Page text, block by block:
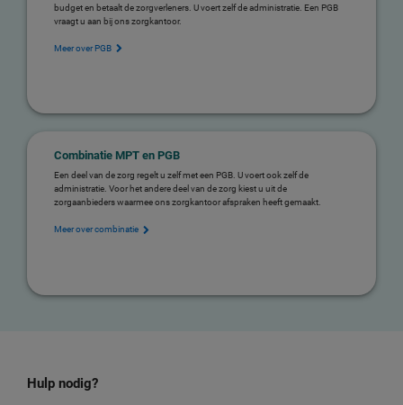
budget en betaalt de zorgverleners. U voert zelf de administratie. Een PGB
vraagt u aan bij ons zorgkantoor.
Meer over PGB
Combinatie MPT en PGB
Een deel van de zorg regelt u zelf met een PGB. U voert ook zelf de
administratie. Voor het andere deel van de zorg kiest u uit de
zorgaanbieders waarmee ons zorgkantoor afspraken heeft gemaakt.
Meer over combinatie
Hulp nodig?